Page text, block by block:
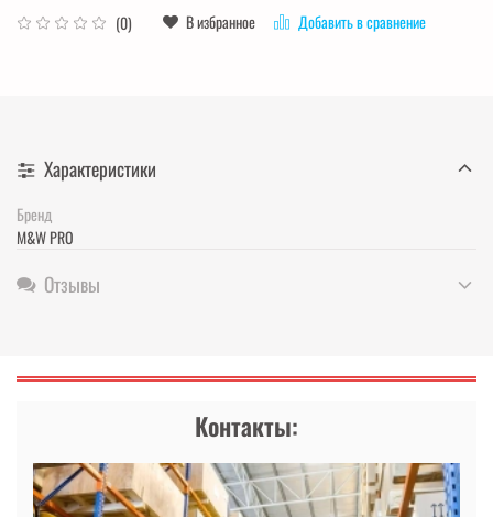
(0) В избранное Добавить в сравнение
Характеристики
Бренд
M&W PRO
Отзывы
Контакты: